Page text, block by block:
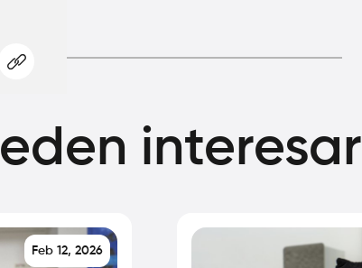
interesar
Feb 12, 2026